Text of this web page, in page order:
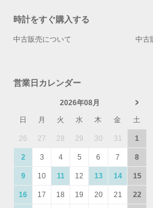
時計をすぐ購入する
中古販売について 中古
営業日カレンダー
2026年08月
日
月 火 水 木 金 土
26 27 28 29 30 31 1
2 3 4 5 6 7 8
9 10 11 12 13 14 15
16 17 18 19 20 21 22